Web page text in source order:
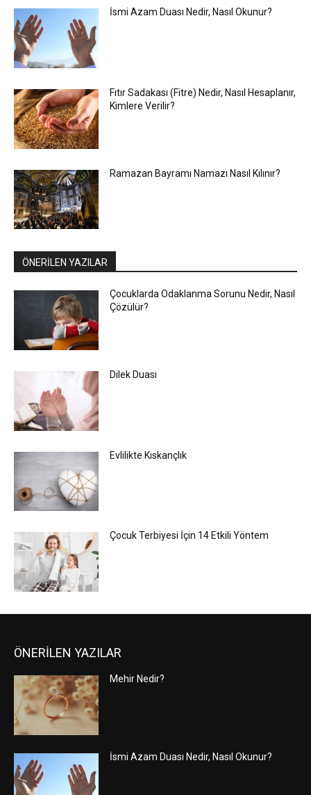
İsmi Azam Duası Nedir, Nasıl Okunur?
Fıtır Sadakası (Fitre) Nedir, Nasıl Hesaplanır,
Kimlere Verilir?
Ramazan Bayramı Namazı Nasıl Kılınır?
ÖNERİLEN YAZILAR
Çocuklarda Odaklanma Sorunu Nedir, Nasıl
Çözülür?
Dilek Duası
Evlilikte Kıskançlık
Çocuk Terbiyesi İçin 14 Etkili Yöntem
ÖNERİLEN YAZILAR
Mehir Nedir?
İsmi Azam Duası Nedir, Nasıl Okunur?